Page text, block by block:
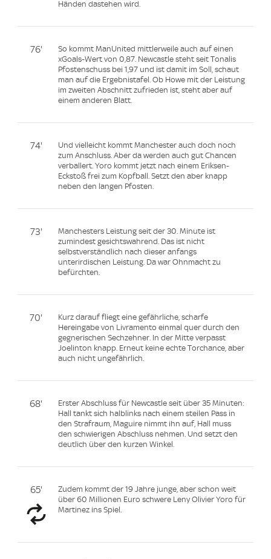
Händen dastehen wird.
76'
So kommt ManUnited mittlerweile auch auf einen
xGoals-Wert von 0,87. Newcastle steht seit Tonalis
Pfostenschuss bei 1,97 und ist damit im Soll, schaut
man auf die Ergebnistafel. Ob Howe mit der Leistung
im zweiten Abschnitt zufrieden ist, steht aber auf
einem anderen Blatt.
74'
Und vielleicht kommt Manchester auch doch noch
zum Anschluss. Aber da werden auch gut Chancen
verballert. Yoro kommt jetzt nach einem Eriksen-
Eckstoß frei zum Kopfball. Setzt den aber knapp
neben den langen Pfosten.
73'
Manchesters Leistung seit der 30. Minute ist
zumindest gesichtswahrend. Das ist nicht
selbstverständlich nach dieser anfangs
unterirdischen Leistung. Da war Ohnmacht zu
befürchten.
70'
Kurz darauf fliegt eine gefährliche, scharfe
Hereingabe von Livramento einmal quer durch den
gegnerischen Sechzehner. In der Mitte verpasst
Joelinton knapp. Erneut keine echte Torchance, aber
auch nicht ungefährlich.
68'
Erster Abschluss für Newcastle seit über 35 Minuten:
Hall tankt sich halblinks nach einem steilen Pass in
den Strafraum, Maguire nimmt ihn auf, Hall muss
den schwierigen Abschluss nehmen. Und setzt den
deutlich über den kurzen Winkel.
65'
Zudem kommt der 19 Jahre junge, aber schon weit
über 60 Millionen Euro schwere Leny Olivier Yoro für
Martinez ins Spiel.